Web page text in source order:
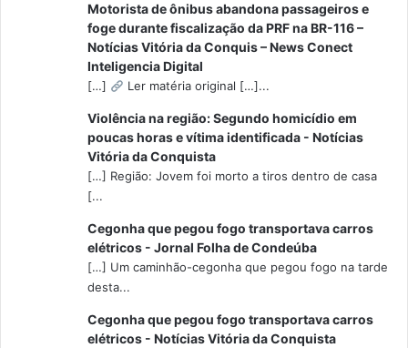
Motorista de ônibus abandona passageiros e
foge durante fiscalização da PRF na BR-116 –
Notícias Vitória da Conquis – News Conect
Inteligencia Digital
[…] Ler matéria original […]...
Violência na região: Segundo homicídio em
poucas horas e vítima identificada - Notícias
Vitória da Conquista
[…] Região: Jovem foi morto a tiros dentro de casa
[...
Cegonha que pegou fogo transportava carros
elétricos - Jornal Folha de Condeúba
[…] Um caminhão-cegonha que pegou fogo na tarde
desta...
Cegonha que pegou fogo transportava carros
elétricos - Notícias Vitória da Conquista